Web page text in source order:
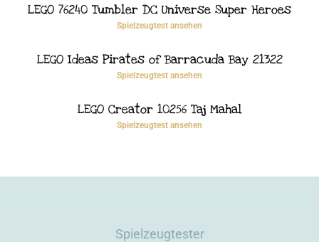
LEGO 76240 Tumbler DC Universe Super Heroes
Spielzeugtest ansehen
LEGO Ideas Pirates of Barracuda Bay 21322
Spielzeugtest ansehen
LEGO Creator 10256 Taj Mahal
Spielzeugtest ansehen
Spielzeugtester